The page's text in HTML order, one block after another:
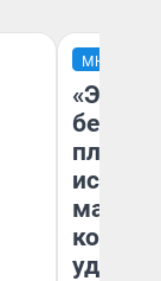
МНЕНИЕ
«Это